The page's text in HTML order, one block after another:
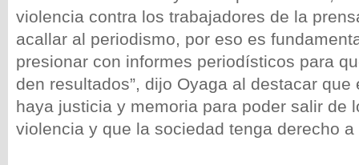
violencia contra los trabajadores de la
acallar al periodismo, por eso es
presionar con informes periodísticos para
den resultados”, dijo Oyaga al destacar que
haya justicia y memoria para poder salir de
violencia y que la sociedad tenga derecho